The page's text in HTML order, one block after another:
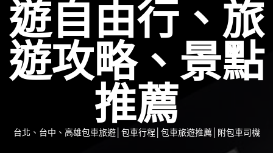
遊自由行、旅
遊攻略、景點
推薦
台北、台中、高雄包車旅遊│包車行程│包車旅遊推薦│附包車司機